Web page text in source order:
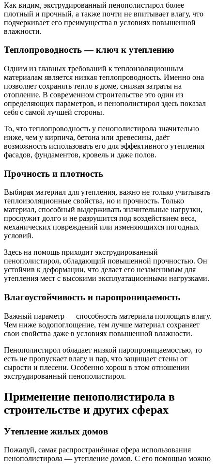
Как видим, экструдированный пенополистирол более
плотный и прочный, а также почти не впитывает влагу, что
подчеркивает его преимущества в условиях повышенной
влажности.
Теплопроводность — ключ к утеплению
Одним из главных требований к теплоизоляционным
материалам является низкая теплопроводность. Именно она
позволяет сохранять тепло в доме, снижая затраты на
отопление. В современном строительстве это один из
определяющих параметров, и пенополистирол здесь показал
себя с самой лучшей стороны.
То, что теплопроводность у пенополистирола значительно
ниже, чем у кирпича, бетона или древесины, даёт
возможность использовать его для эффективного утепления
фасадов, фундаментов, кровель и даже полов.
Прочность и плотность
Выбирая материал для утепления, важно не только учитывать
теплоизоляционные свойства, но и прочность. Только
материал, способный выдерживать значительные нагрузки,
прослужит долго и не разрушится под воздействием веса,
механических повреждений или изменяющихся погодных
условий.
Здесь на помощь приходит экструдированный
пенополистирол, обладающий повышенной прочностью. Он
устойчив к деформации, что делает его незаменимым для
утепления мест с высокими эксплуатационными нагрузками.
Влагоустойчивость и паропроницаемость
Важный параметр — способность материала поглощать влагу.
Чем ниже водопоглощение, тем лучше материал сохраняет
свои свойства даже в условиях повышенной влажности.
Пенополистирол обладает низкой паропроницаемостью, то
есть не пропускает влагу и пар, что защищает стены от
сырости и плесени. Особенно хорош в этом отношении
экструдированный пенополистирол.
Применение пенополистирола в
строительстве и других сферах
Утепление жилых домов
Пожалуй, самая распространённая сфера использования
пенополистирола — утепление домов. С его помощью можно